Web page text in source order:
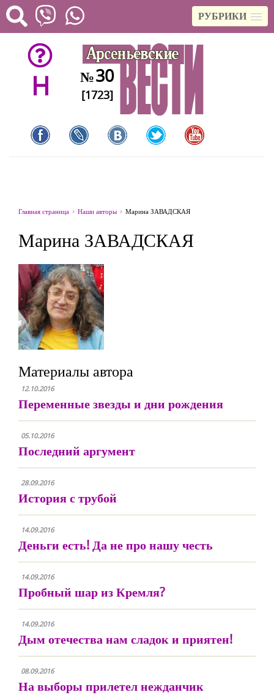
РУБРИКИ
H №30
[1723]
Главная страница Наши авторы Марина ЗАВАДСКАЯ
Марина ЗАВАДСКАЯ
Материалы автора
12.10.2016
Переменные звезды и дни рождения
05.10.2016
Последний аргумент
28.09.2016
История с трубой
14.09.2016
Деньги есть! Да не про нашу честь
14.09.2016
Пробный шар из Кремля?
14.09.2016
Дым отечества нам сладок и приятен!
08.09.2016
На выборы прилетел нежданчик